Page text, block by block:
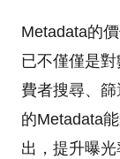
Metadata的
已不僅僅是
費者搜尋、
的Metadata
出，提升曝光